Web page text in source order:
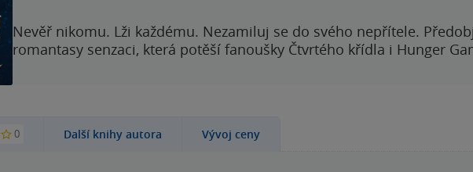
Nevěř nikomu. Lži každému. Nezamiluj se do svého nepřítele.
romantasy senzaci, která potěší fanoušky Čtvrtého křídla i Hunger
0 Další knihy autora Vývoj ceny